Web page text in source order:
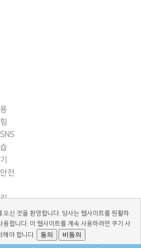
전
오신 것을 환영합니다. 당사는 웹사이트를 원활하
용합니다. 이 웹사이트를 계속 사용하려면 쿠기 사
해야 합니다.
동의 비동의